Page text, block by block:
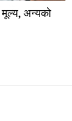
अन्यको